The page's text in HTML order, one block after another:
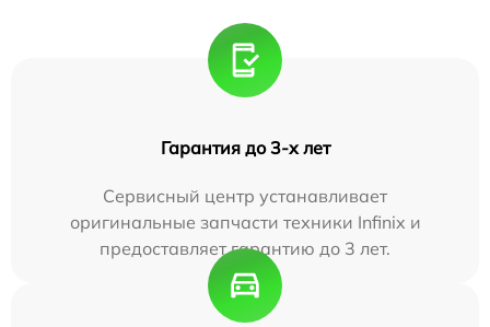
Гарантия до 3-х лет
Сервисный центр устанавливает
оригинальные запчасти техники Infinix и
предоставляет гарантию до 3 лет.